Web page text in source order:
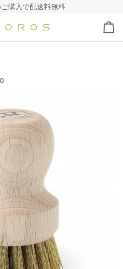
購入で配送料無料
カ
ー